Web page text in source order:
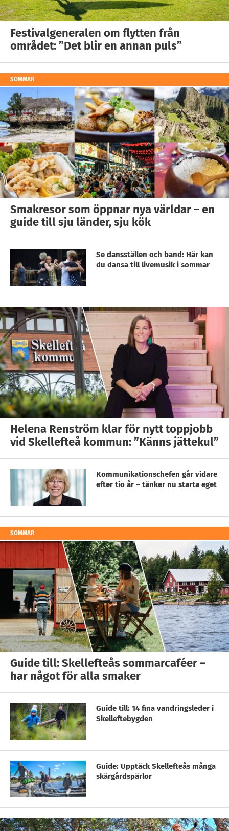
Festivalgeneralen om flytten från
området: ”Det blir en annan puls”
SOMMAR
Smakresor som öppnar nya världar – en
guide till sju länder, sju kök
Se dansställen och band: Här kan
du dansa till livemusik i sommar
Helena Renström klar för nytt toppjobb
vid Skellefteå kommun: ”Känns jättekul”
Kommunikationschefen går vidare
efter tio år – tänker nu starta eget
SOMMAR
Guide till: Skellefteås sommarcaféer –
har något för alla smaker
Guide till: 14 fina vandringsleder i
Skelleftebygden
Guide: Upptäck Skellefteås många
skärgårdspärlor